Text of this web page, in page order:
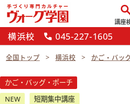
講座
横浜校 call 045-227-1605
全国トップ 横浜校 かご・バッ
かご・バッグ・ポーチ
NEW
短期集中講座